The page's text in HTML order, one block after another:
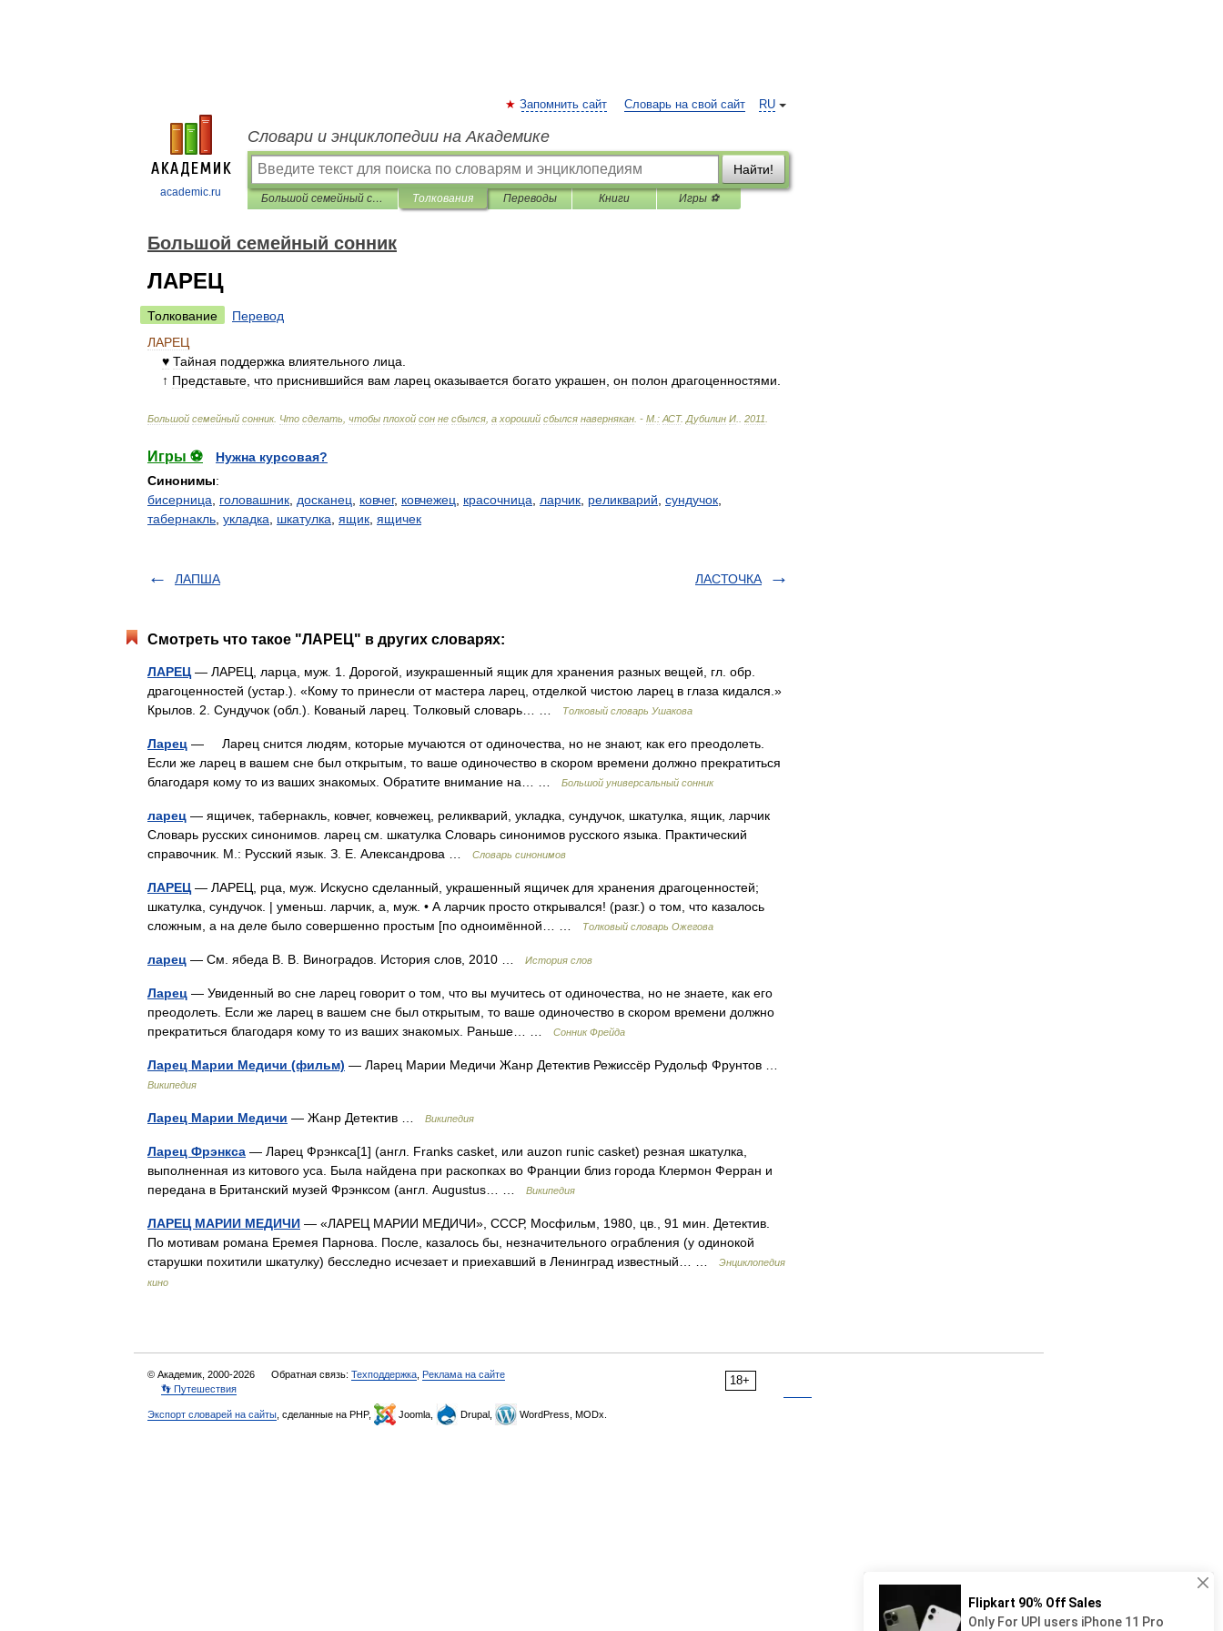
academic.ru
RU
Запомнить сайт Словарь на свой сайт
Словари и энциклопедии на Академике
Найти!
Большой семейный сонник Толкования Переводы Книги Игры ⚽
Большой семейный сонник
ЛАРЕЦ
Толкование
Перевод
ЛАРЕЦ
♥ Тайная поддержка влиятельного лица
↑ Представьте что приснившийся вам ларец оказывается богато украшен он полон драгоценностями
Большой семейный сонник. Что сделать чтобы плохой сон не сбылся а хороший сбылся навернякан . - М : АСТ. Дубилин И 2011
Игры ⚽
Нужна курсовая?
Синонимы:
бисерница
головашник досканец ковчег, ковчежец красочница ларчик реликварий сундучок
табернакль укладка шкатулка ящик ящичек
ЛАПША ЛАСТОЧКА
Смотреть что такое "ЛАРЕЦ" в других словарях:
ЛАРЕЦ — ЛАРЕЦ, ларца, муж. 1. Дорогой, изукрашенный ящик для хранения разных вещей, гл. обр.
драгоценностей (устар.). «Кому то принесли от мастера ларец, отделкой чистою ларец в глаза кидался.»
Крылов. 2. Сундучок (обл.). Кованый ларец. Толковый словарь… …
Толковый словарь Ушакова
Ларец — Ларец снится людям, которые мучаются от одиночества, но не знают, как его преодолеть.
Если же ларец в вашем сне был открытым, то ваше одиночество в скором времени должно прекратиться
благодаря кому то из ваших знакомых. Обратите внимание на… …
Большой универсальный сонник
ларец — ящичек, табернакль, ковчег, ковчежец, реликварий, укладка, сундучок, шкатулка, ящик, ларчик
Словарь русских синонимов. ларец см. шкатулка Словарь синонимов русского языка. Практический
справочник. М.: Русский язык. З. Е. Александрова …
Словарь синонимов
ЛАРЕЦ — ЛАРЕЦ, рца, муж. Искусно сделанный, украшенный ящичек для хранения драгоценностей;
шкатулка, сундучок. | уменьш. ларчик, а, муж. • А ларчик просто открывался! (разг.) о том, что казалось
сложным, а на деле было совершенно простым [по одноимённой… …
Толковый словарь Ожегова
ларец — См. ябеда В. В. Виноградов. История слов, 2010 … История слов
Ларец — Увиденный во сне ларец говорит о том, что вы мучитесь от одиночества, но не знаете, как его
преодолеть. Если же ларец в вашем сне был открытым, то ваше одиночество в скором времени должно
прекратиться благодаря кому то из ваших знакомых. Раньше… …
Cонник Фрейда
Ларец Марии Медичи (фильм) — Ларец Марии Медичи Жанр Детектив Режиссёр Рудольф Фрунтов …
Википедия
Ларец Марии Медичи — Жанр Детектив … Википедия
Ларец Фрэнкса — Ларец Фрэнкса[1] (англ. Franks casket, или auzon runic casket) резная шкатулка,
выполненная из китового уса. Была найдена при раскопках во Франции близ города Клермон Ферран и
передана в Британский музей Фрэнкcом (англ. Augustus… …
Википедия
ЛАРЕЦ МАРИИ МЕДИЧИ — «ЛАРЕЦ МАРИИ МЕДИЧИ», СССР, Мосфильм, 1980, цв., 91 мин. Детектив.
По мотивам романа Еремея Парнова. После, казалось бы, незначительного ограбления (у одинокой
старушки похитили шкатулку) бесследно исчезает и приехавший в Ленинград известный… …
Энциклопедия
кино
18+
© Академик, 2000-2026 Обратная связь: Техподдержка Реклама на сайте
👣 Путешествия
Экспорт словарей на сайты , сделанные на PHP, Joomla, Drupal, WordPress, MODx.